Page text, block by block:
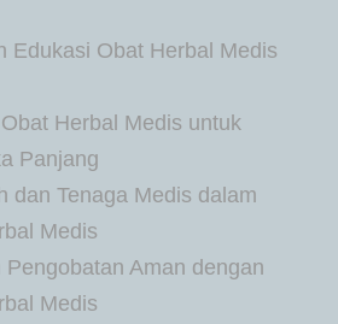
Edukasi Obat Herbal Medis
Herbal Medis untuk
Panjang
dan Tenaga Medis dalam
Medis
Aman dengan
Medis